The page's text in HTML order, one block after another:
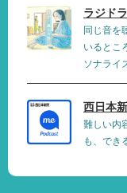
ラジド
同じ音を
いるとこ
ソナライ
西日本
難しい内
も、でき